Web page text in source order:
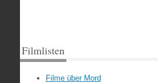
Filmlisten
Filme über Mord